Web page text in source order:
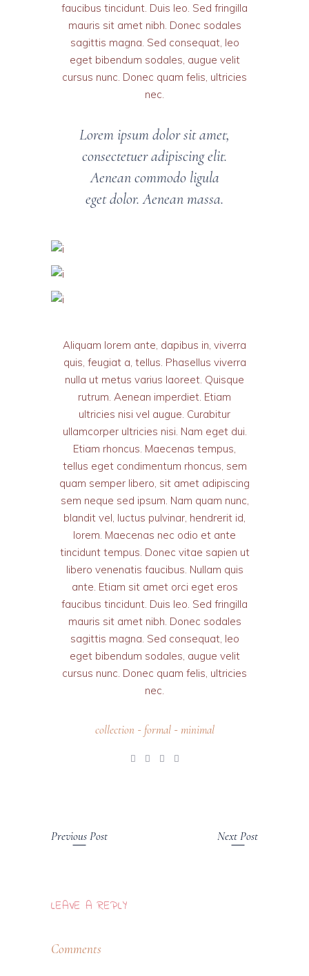
faucibus tincidunt. Duis leo. Sed fringilla
mauris sit amet nibh. Donec sodales
sagittis magna. Sed consequat, leo
eget bibendum sodales, augue velit
cursus nunc. Donec quam felis, ultricies
nec.
Lorem ipsum dolor sit amet,
consectetuer adipiscing elit.
Aenean commodo ligula
eget dolor. Aenean massa.
Aliquam lorem ante, dapibus in, viverra
quis, feugiat a, tellus. Phasellus viverra
nulla ut metus varius laoreet. Quisque
rutrum. Aenean imperdiet. Etiam
ultricies nisi vel augue. Curabitur
ullamcorper ultricies nisi. Nam eget dui.
Etiam rhoncus. Maecenas tempus,
tellus eget condimentum rhoncus, sem
quam semper libero, sit amet adipiscing
sem neque sed ipsum. Nam quam nunc,
blandit vel, luctus pulvinar, hendrerit id,
lorem. Maecenas nec odio et ante
tincidunt tempus. Donec vitae sapien ut
libero venenatis faucibus. Nullam quis
ante. Etiam sit amet orci eget eros
faucibus tincidunt. Duis leo. Sed fringilla
mauris sit amet nibh. Donec sodales
sagittis magna. Sed consequat, leo
eget bibendum sodales, augue velit
cursus nunc. Donec quam felis, ultricies
nec.
collection - formal- minimal
Previous Post Next Post
LEAVE A REPLY